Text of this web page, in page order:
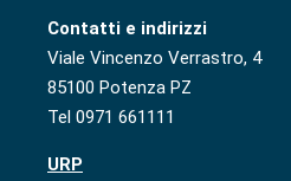
Contatti e indirizzi
Viale Vincenzo Verrastro, 4
85100 Potenza PZ
Tel 0971 661111
URP